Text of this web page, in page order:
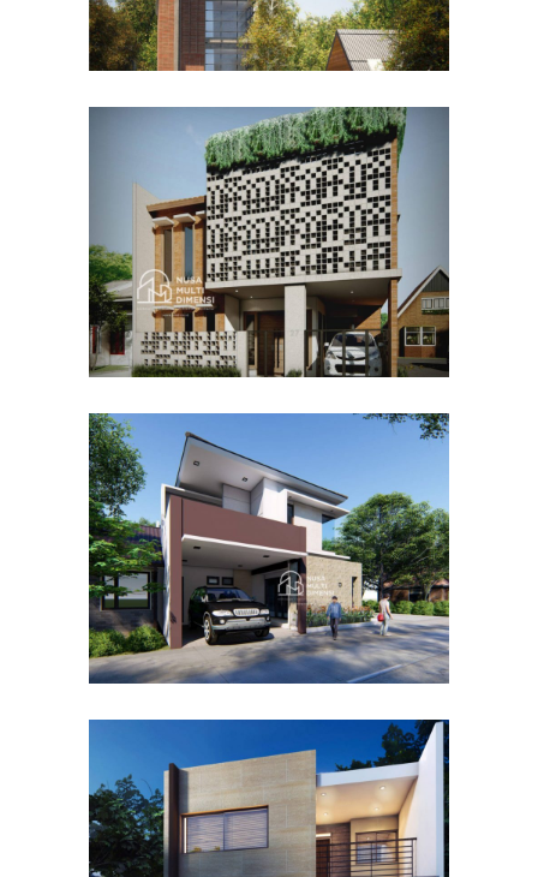
Desain Rumah Bapak Azwar
di Cibinong Bogor
DESAIN RUMAH TERBAIK
Desain Rumah Hook
Alternatif di Cibubur
DESAIN RUMAH TERBAIK
Desain Rumah Taman
Mutiara di Cibinong Bogor
DESAIN RUMAH TERBAIK